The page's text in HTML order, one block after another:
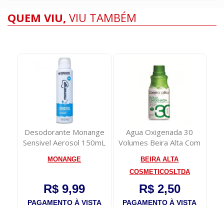
QUEM VIU, VIU TAMBÉM
Desodorante Monange
Sensivel Aerosol 150mL
MONANGE
R$ 9,99
PAGAMENTO À VISTA
Agua Oxigenada 30
Volumes Beira Alta Com
BEIRA ALTA
COSMETICOSLTDA
R$ 2,50
PAGAMENTO À VISTA